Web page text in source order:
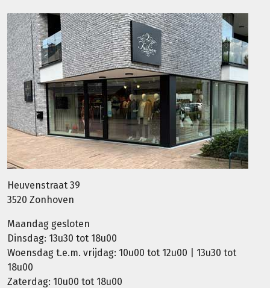
Heuvenstraat 39
3520 Zonhoven
Maandag gesloten
Dinsdag: 13u30 tot 18u00
Woensdag t.e.m. vrijdag: 10u00 tot 12u00 | 13u30 tot
18u00
Zaterdag: 10u00 tot 18u00